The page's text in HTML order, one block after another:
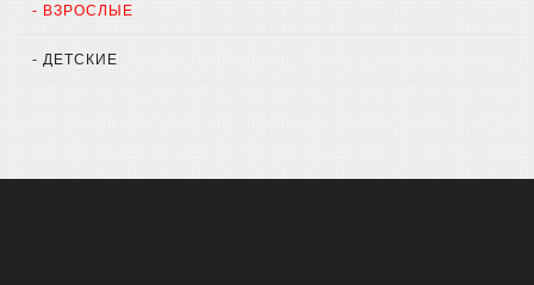
- ВЗРОСЛЫЕ
- ДЕТСКИЕ